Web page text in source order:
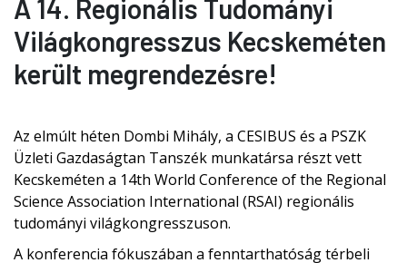
A 14. Regionális Tudományi
Világkongresszus Kecskeméten
került megrendezésre!
Az elmúlt héten Dombi Mihály, a CESIBUS és a PSZK
Üzleti Gazdaságtan Tanszék munkatársa részt vett
Kecskeméten a 14th World Conference of the Regional
Science Association International (RSAI) regionális
tudományi világkongresszuson.
A konferencia fókuszában a fenntarthatóság térbeli